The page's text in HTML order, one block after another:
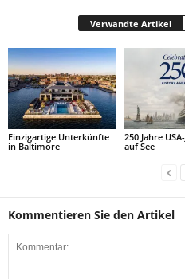
Verwandte Artikel
Einzigartige Unterkünfte
in Baltimore
250 Jahre
auf See
Kommentieren Sie den Artikel